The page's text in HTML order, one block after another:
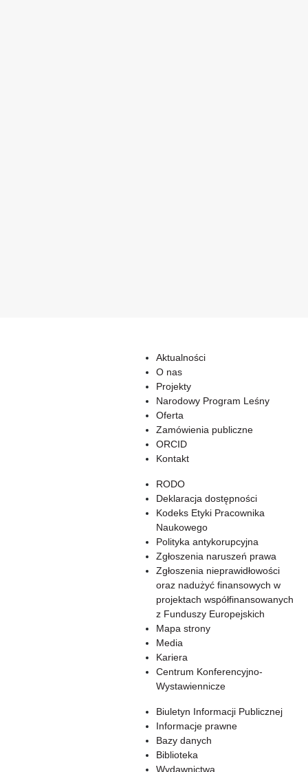
Aktualności
O nas
Projekty
Narodowy Program Leśny
Oferta
Zamówienia publiczne
ORCID
Kontakt
RODO
Deklaracja dostępności
Kodeks Etyki Pracownika
Naukowego
Polityka antykorupcyjna
Zgłoszenia naruszeń prawa
Zgłoszenia nieprawidłowości
oraz nadużyć finansowych w
projektach współfinansowanych
z Funduszy Europejskich
Mapa strony
Media
Kariera
Centrum Konferencyjno-
Wystawiennicze
Biuletyn Informacji Publicznej
Informacje prawne
Bazy danych
Biblioteka
Wydawnictwa